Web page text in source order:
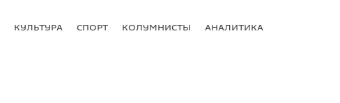
КУЛЬТУРА СПОРТ КОЛУМНИСТЫ АНАЛИТИКА